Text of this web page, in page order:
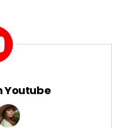
Youtube